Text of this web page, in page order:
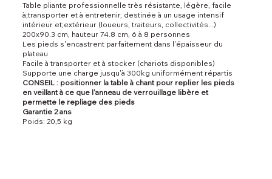
Table pliante professionnelle très résistante, légère, facile
à;transporter et à entretenir, destinée à un usage intensif
intérieur et;extérieur (loueurs, traiteurs, collectivités...)
200x90.3 cm, hauteur 74.8 cm, 6 à 8 personnes
Les pieds s'encastrent parfaitement dans l'épaisseur du
plateau
Facile à transporter et à stocker (chariots disponibles)
Supporte une charge jusqu'à 300kg uniformément répartis
CONSEIL : positionner la table à chant pour replier les pieds
en veillant à ce que l'anneau de verrouillage libère et
permette le repliage des pieds
Garantie 2 ans
Poids: 20,5 kg